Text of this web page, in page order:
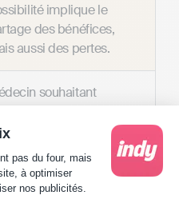
Consentement :
pas du four, mais
à optimiser
nos publicités.
implique le
des bénéfices,
aussi des pertes.
souhaitant
n’est pas
aux apports.
souhaitant